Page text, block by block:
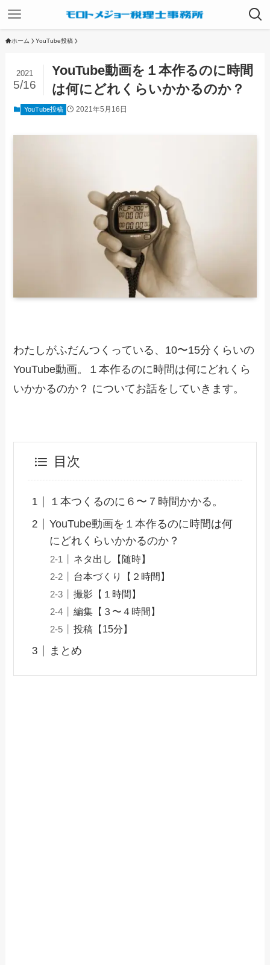
ホーム YouTube投稿
YouTube動画を１本作るのに時間
は何にどれくらいかかるのか？
2021
5/16
YouTube投稿 2021年5月16日
わたしがふだんつくっている、10〜15分くらいの
YouTube動画。１本作るのに時間は何にどれくら
いかかるのか？ についてお話をしていきます。
目次
１本つくるのに６〜７時間かかる。
YouTube動画を１本作るのに時間は何
にどれくらいかかるのか？
ネタ出し【随時】
台本づくり【２時間】
撮影【１時間】
編集【３〜４時間】
投稿【15分】
まとめ